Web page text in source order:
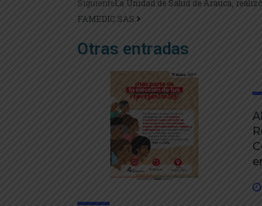
SiguienteLa Unidad de Salud de Arauca,
FAMEDIC SAS.
Otras entradas